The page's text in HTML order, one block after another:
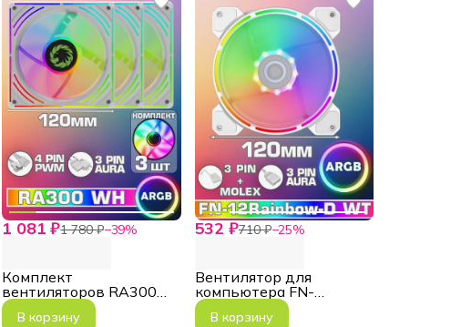
1 081 ₽1 780 ₽−39%
Комплект
вентиляторов RA300
White 3*120мм ARGB
Cooling fans
В корзину
532 ₽710 ₽−25%
Вентилятор для
компьютера FN-
12Rainbow-D WT
В корзину